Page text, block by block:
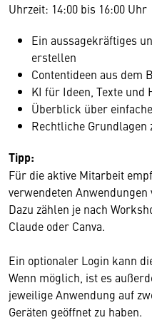
Uhrzeit: 14:00 bis 16:00 Uhr
Ein aussagekräftiges
erstellen
Contentideen aus dem
KI für Ideen, Texte und
Überblick über
Rechtliche
Tipp:
Für die aktive Mitarbeit
verwendeten
Dazu zählen je nach
Claude oder Canva.
Ein optionaler Login kann
Wenn möglich, ist es
jeweilige Anwendung auf
Geräten geöffnet zu haben.